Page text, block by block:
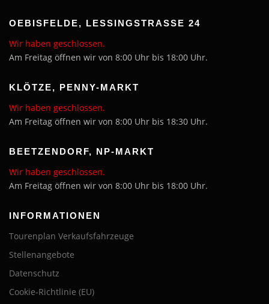
OEBISFELDE, LESSINGSTRASSE 24
Wir haben geschlossen.
Am Freitag öffnen wir von 8:00 Uhr bis 18:00 Uhr.
KLÖTZE, PENNY-MARKT
Wir haben geschlossen.
Am Freitag öffnen wir von 8:00 Uhr bis 18:30 Uhr.
BEETZENDORF, NP-MARKT
Wir haben geschlossen.
Am Freitag öffnen wir von 8:00 Uhr bis 18:00 Uhr.
INFORMATIONEN
Tourenplan Verkaufsfahrzeuge
Stellenangebote
Datenschutz
Cookie-Richtlinie (EU)